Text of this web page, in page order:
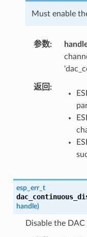
Must enable
参数
返回
esp_err_t
handle)
Disable the